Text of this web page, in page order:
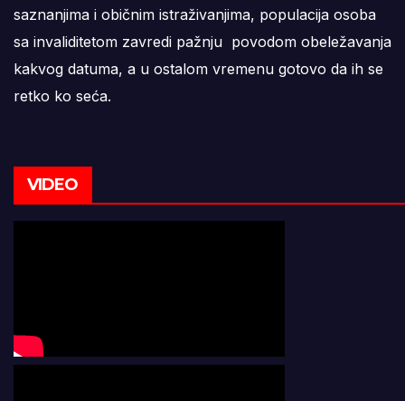
saznanjima i običnim istraživanjima, populacija osoba
sa invaliditetom zavredi pažnju povodom obeležavanja
kakvog datuma, a u ostalom vremenu gotovo da ih se
retko ko seća.
VIDEO